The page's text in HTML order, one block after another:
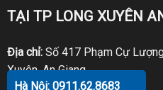
TẠI TP LONG XUYÊN
Địa chỉ:Số 417 Phạm Cự
Xuyên, An Giang
Hà Nội: 0911.62.8683